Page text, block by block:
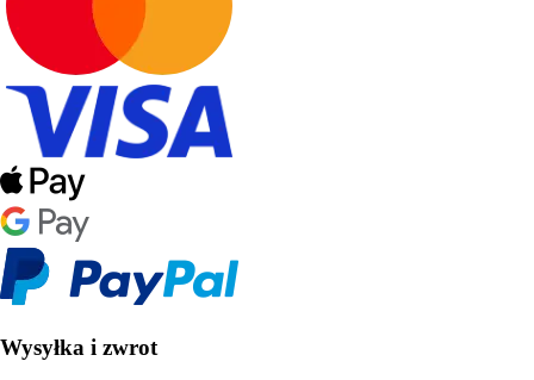
Wysyłka i zwrot